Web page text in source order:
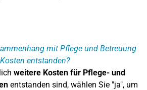
mit Pflege und Betreuung
entstanden?
weitere Kosten für Pflege- und
entstanden sind, wählen Sie "ja", um